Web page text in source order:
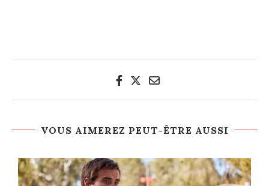
VOUS AIMEREZ PEUT-ÊTRE AUSSI